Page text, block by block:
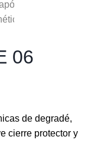
06
de degradé,
cierre protector y